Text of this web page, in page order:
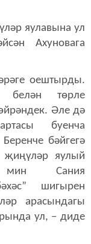
яулавына ул
Ахуновага
оештырды.
төрле
Әле дә
буенча
бәйгегә
яулый
мин Сания
шигырен
арасындагы
ул, – диде